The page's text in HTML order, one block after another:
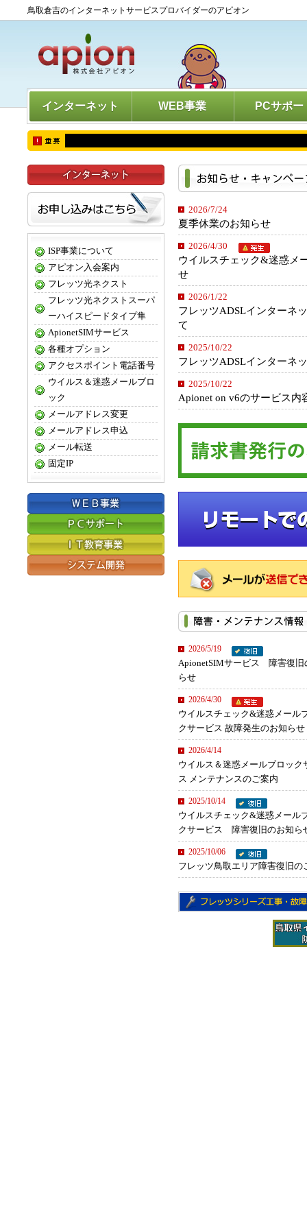
鳥取倉吉のインターネットサービスプロバイダーのアピオン
インターネット WEB事業 PCサポー
2026/7/24
夏季休業のお知らせ
2026/4/30
ウイルスチェック&迷惑メ
せ
2026/1/22
フレッツADSLインターネ
て
2025/10/22
フレッツADSLインターネ
2025/10/22
Apionet on v6のサービス内
2026/5/19
ApionetSIMサービス 障害復旧
らせ
2026/4/30
ウイルスチェック&迷惑メール
クサービス 故障発生のお知らせ
2026/4/14
ウイルス＆迷惑メールブロック
ス メンテナンスのご案内
2025/10/14
ウイルスチェック&迷惑メール
クサービス 障害復旧のお知ら
2025/10/06
フレッツ鳥取エリア障害復旧の
ISP事業について
アピオン入会案内
フレッツ光ネクスト
フレッツ光ネクストスーパ
ーハイスピードタイプ隼
ApionetSIMサービス
各種オプション
アクセスポイント電話番号
ウイルス＆迷惑メールブロ
ック
メールアドレス変更
メールアドレス申込
メール転送
固定IP